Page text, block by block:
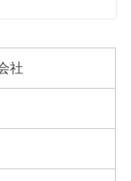
社